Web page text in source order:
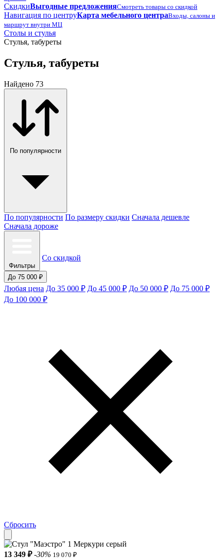
СкидкиВыгодные предложенияСмотреть товары со скидкой
Навигация по центруКарта мебельного центраВходы, салоны и
маршрут внутри МЦ
Столы и стулья
Стулья, табуреты
Стулья, табуреты
Найдено 73
По популярности
По популярности По размеру скидки Сначала дешевле
Сначала дороже
Фильтры
Со скидкой
До 75 000 ₽
Любая цена До 35 000 ₽ До 45 000 ₽ До 50 000 ₽ До 75 000 ₽
До 100 000 ₽
Сбросить
13 349 ₽ -30% 19 070 ₽